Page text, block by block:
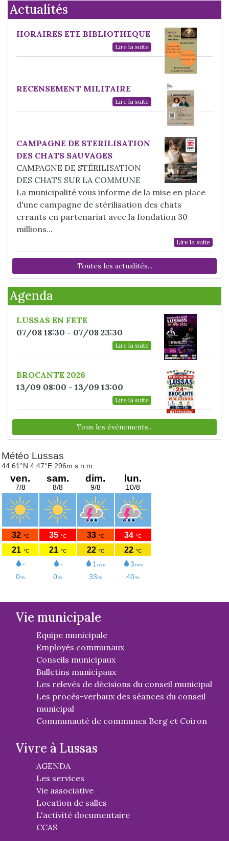
Actualités
HORAIRES ETE BIBLIOTHEQUE
Lire la suite
RECENSEMENT MILITAIRE
Lire la suite
CAMPAGNE DE STERILISATION
DES CHATS SAUVAGES
CAMPAGNE DE STÉRILISATION
DES CHATS SUR LA COMMUNE
La municipalité vous informe de la mise en place
d'une campagne de stérilisation des chats
errants en partenariat avec la fondation 30
millions...
Lire la suite
Toutes les actualités...
Agenda
LUSSAS EN FETE
07/08 18:30 - 07/08 23:30
Lire la suite
BROCANTE 2026
13/09 08:00 - 13/09 13:00
Lire la suite
Tous les événements...
Vie municipale
Equipe municipale
Employés communaux
Conseils municipaux
Bulletins municipaux
Les relevés de décisions du conseil municipal
Les procès-verbaux des séances du conseil
municipal
Communauté de communes Berg et Coiron
Vivre à Lussas
AGENDA
Les services
Vie associative
Location de salles
L'activité documentaire
CCAS